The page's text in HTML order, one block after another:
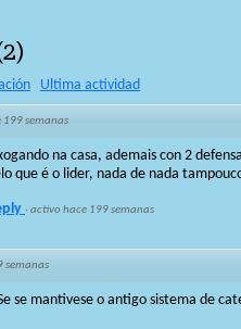
2)
Ultima actividad
199 semanas
na casa, ademais con 2
que é o lider, nada de nada
·activo hace 199 semanas
semanas
se mantivese o antigo sistema de